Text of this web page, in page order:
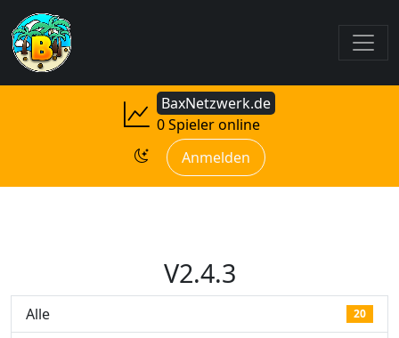
BaxNetzwerk.de
0 Spieler online
Anmelden
V2.4.3
Alle 20